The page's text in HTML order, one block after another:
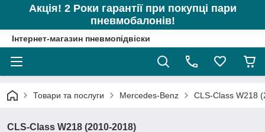
Акція! 2 Роки гарантії при покупці пари
пневмобалонів!
Інтернет-магазин пневмопідвіски
Товари та послуги Mercedes-Benz CLS-Class W218
CLS-Class W218 (2010-2018)